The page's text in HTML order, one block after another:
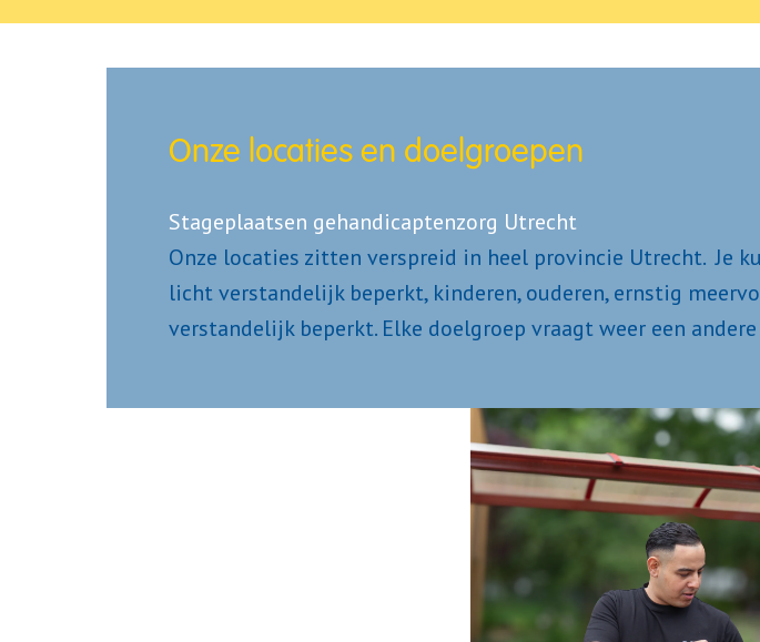
Onze locaties en doelgroepen
Onze locaties zitten verspreid in heel provincie Utrecht.  Je
licht verstandelijk beperkt, kinderen, ouderen, ernstig
verstandelijk beperkt. Elke doelgroep vraagt weer een